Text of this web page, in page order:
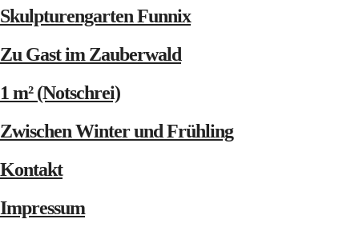
Skulpturengarten Funnix
Zu Gast im Zauberwald
1 m² (Notschrei)
Zwischen Winter und Frühling
Kontakt
Impressum